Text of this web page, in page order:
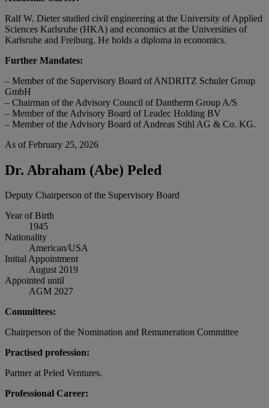
Ralf W. Dieter studied civil engineering at the University of Applied
Sciences Karlsruhe (HKA) and economics at the Universities of
Karlsruhe and Freiburg. He holds a diploma in economics.
Further Mandates:
– Member of the Supervisory Board of ANDRITZ Schuler Group
GmbH
– Chairman of the Advisory Council of Dantherm Group A/S
– Member of the Advisory Board of Leadec Holding BV
– Member of the Advisory Board of Andreas Stihl AG & Co. KG.
As of February 25, 2026
Dr. Abraham (Abe) Peled
Deputy Chairperson of the Supervisory Board
Year of Birth
1945
Nationality
American/USA
Initial Appointment
August 2019
Appointed until
AGM 2027
Committees:
Chairperson of the Nomination and Remuneration Committee
Practised profession:
Partner at Peled Ventures.
Professional Career: